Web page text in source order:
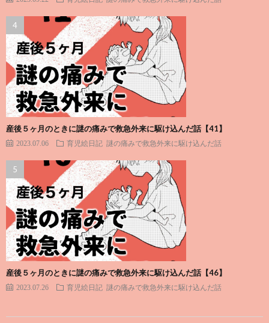
産後５ヶ月のときに謎の痛みで救急外来に駆け込んだ話【41】
2023.07.06 育児絵日記 謎の痛みで救急外来に駆け込んだ話
産後５ヶ月のときに謎の痛みで救急外来に駆け込んだ話【46】
2023.07.26 育児絵日記 謎の痛みで救急外来に駆け込んだ話